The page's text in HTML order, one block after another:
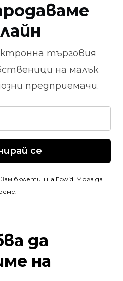
търговия
на малък
предприемачи.
се
бюлетин на Ecwid. Мога да
да
на